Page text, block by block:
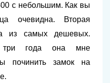
с небольшим. Как вы
очевидна. Вторая
из самых дешевых.
три года она мне
починить замок на